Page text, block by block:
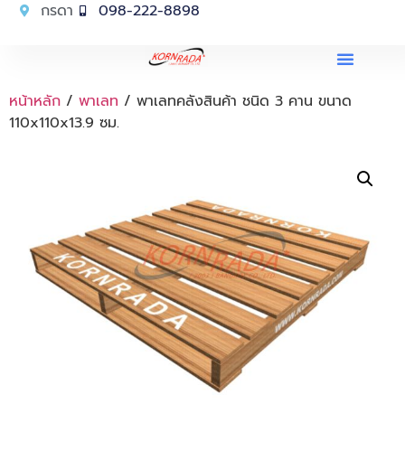
กรดา 098-222-8898
หน้าหลัก / พาเลท / พาเลทคลังสินค้า ชนิด 3 คาน ขนาด
110x110x13.9 ซม.